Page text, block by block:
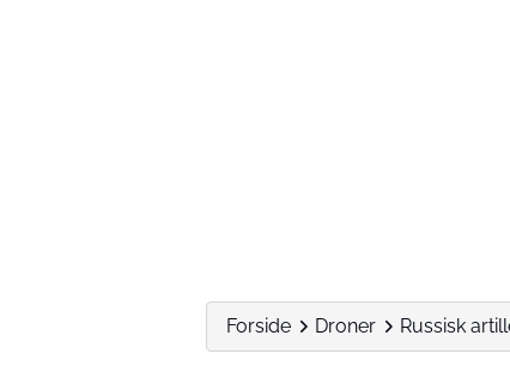
Forside Droner Russisk